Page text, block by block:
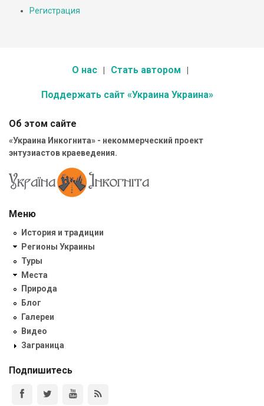
Регистрация
О нас Стать автором
Поддержать сайт «Украина Украина»
Об этом сайте
«Украина Инкогнита» - некоммерческий проект
энтузиастов краеведения.
Меню
История и традиции
Регионы Украины
Туры
Места
Природа
Блог
Галереи
Видео
Заграница
Подпишитесь